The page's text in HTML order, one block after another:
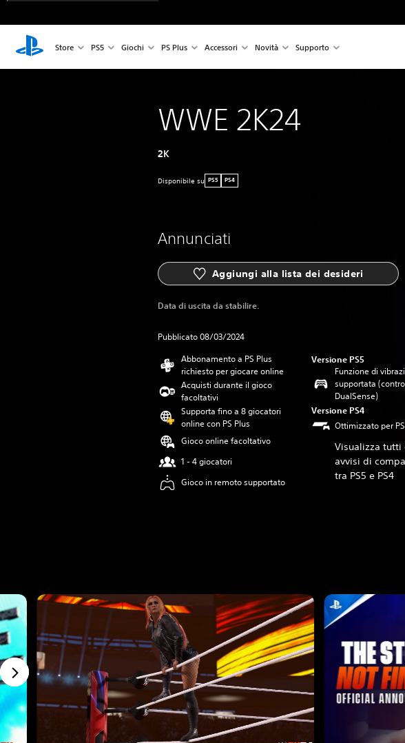
Store PS5 Giochi PS Plus Accessori Novità Supporto
WWE 2K24
2K
Disponibile su PS5 PS4
Annunciati
Aggiungi alla lista dei desideri
Data di uscita da stabilire.
Pubblicato 08/03/2024
Abbonamento a PS Plus
richiesto per giocare online
Acquisti durante il gioco
facoltativi
Supporta fino a 8 giocatori
online con PS Plus
Gioco online facoltativo
1 - 4 giocatori
Gioco in remoto supportato
Versione PS5
Funzione di
supportata
DualSense)
Versione PS4
Ottimizzato per
Visualizza tutti
avvisi di
tra PS5 e PS4